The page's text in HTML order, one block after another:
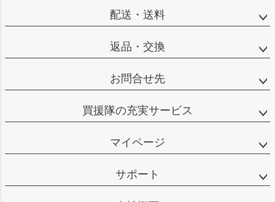
配送・送料
返品・交換
お問合せ先
買援隊の充実サービス
マイページ
サポート